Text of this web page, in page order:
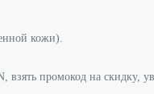
кожи).
взять промокод на скидку,